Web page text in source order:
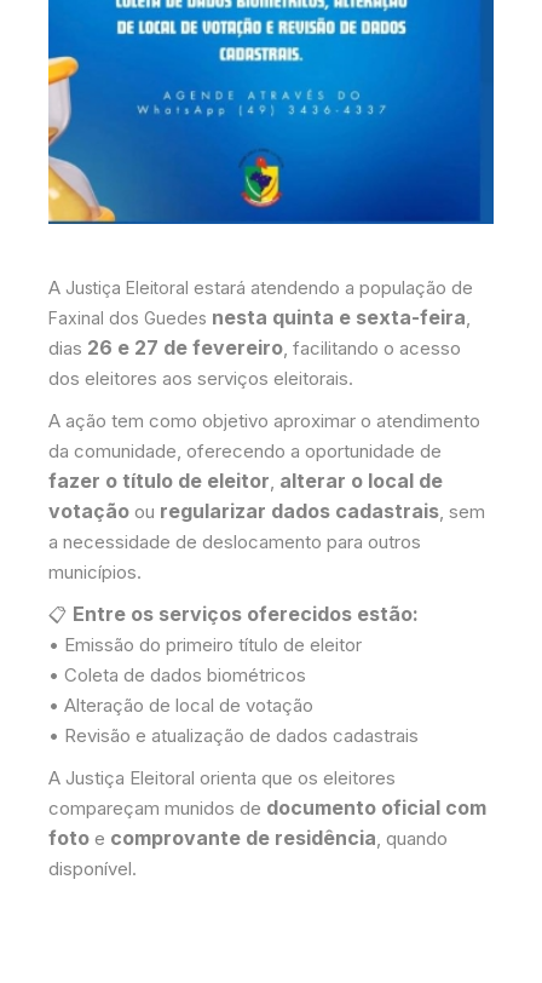
A Justiça Eleitoral estará atendendo a população de
Faxinal dos Guedes nesta quinta e sexta-feira,
dias 26 e 27 de fevereiro, facilitando o acesso
dos eleitores aos serviços eleitorais.
A ação tem como objetivo aproximar o atendimento
da comunidade, oferecendo a oportunidade de
fazer o título de eleitor, alterar o local de
votação ou regularizar dados cadastrais, sem
a necessidade de deslocamento para outros
municípios.
📋 Entre os serviços oferecidos estão:
• Emissão do primeiro título de eleitor
• Coleta de dados biométricos
• Alteração de local de votação
• Revisão e atualização de dados cadastrais
A Justiça Eleitoral orienta que os eleitores
compareçam munidos de documento oficial com
foto e comprovante de residência, quando
disponível.